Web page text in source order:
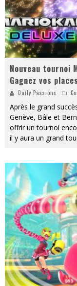
Nouveau tournoi
Gagnez vos
Daily Passions
Après le grand
Genève, Bâle et
offrir un tournoi
il y aura un grand